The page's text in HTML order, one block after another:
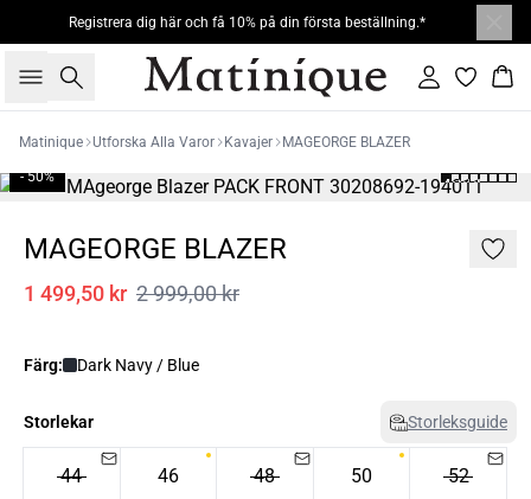
Registrera dig här och få 10% på din första beställning.*
Sök Logga in
Matinique Utforska Alla Varor Kavajer MAGEORGE BLAZER
- 50%
MAGEORGE BLAZER
1 499,50 kr 2 999,00 kr
Färg: Dark Navy / Blue
Storlekar Storleksguide
44 46 48 50 52